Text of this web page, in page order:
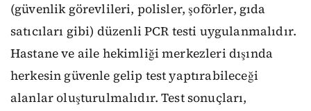
(güvenlik görevlileri, polisler, şoförler, gıda
satıcıları gibi) düzenli PCR testi uygulanmalıdır.
Hastane ve aile hekimliği merkezleri dışında
herkesin güvenle gelip test yaptırabileceği
alanlar oluşturulmalıdır. Test sonuçları,